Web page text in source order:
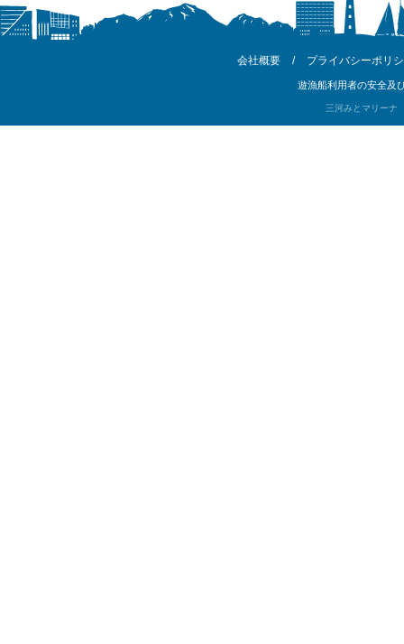
会社概要 / プライバシーポリ
遊漁船利用者の安全及
三河みとマリー